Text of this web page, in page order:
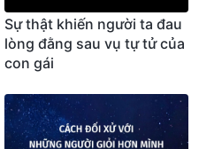
Sự thật khiến người ta đau
lòng đằng sau vụ tự tử của
con gái